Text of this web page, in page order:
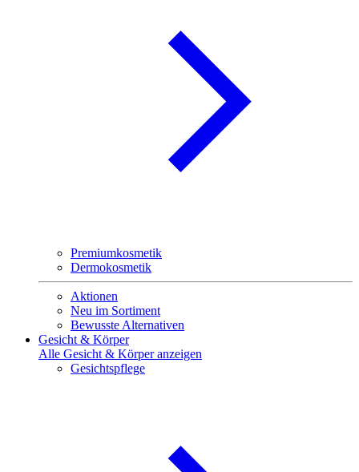
Premiumkosmetik
Dermokosmetik
Aktionen
Neu im Sortiment
Bewusste Alternativen
Gesicht & Körper
Alle Gesicht & Körper anzeigen
Gesichtspflege